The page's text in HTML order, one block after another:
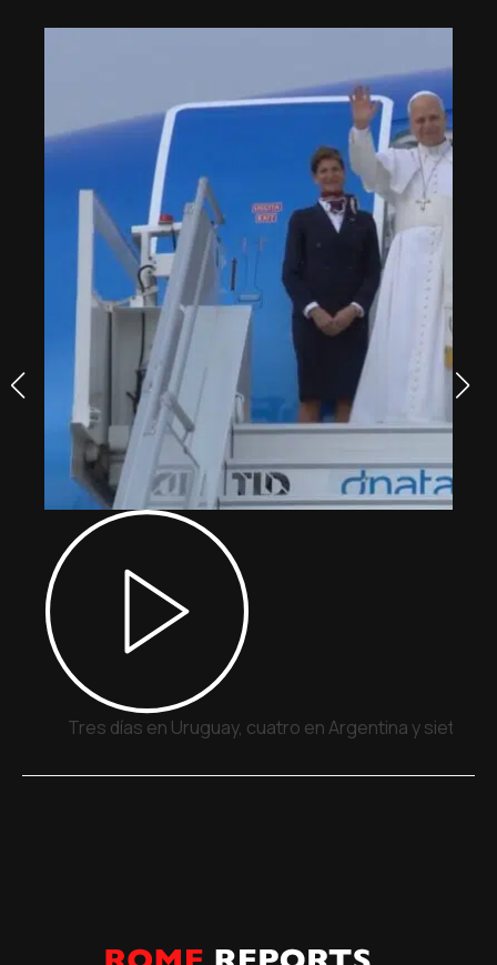
Tres días en Uruguay, cuatro en Argentina y siete